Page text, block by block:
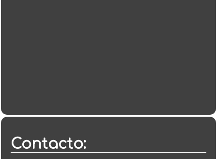
Contacto: